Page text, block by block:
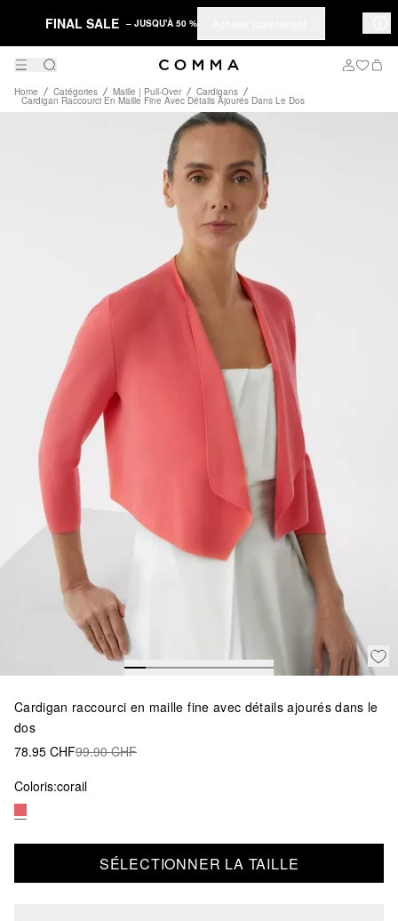
FINAL SALE – JUSQU'À 50 %
Home Catégories Maille | Pull-Over Cardigans
Cardigan Raccourci En Maille Fine Avec Détails Ajourés Dans Le Dos
Cardigan raccourci en maille fine avec détails ajourés dans le
dos
78.95 CHF99.90 CHF
Coloris:corail
SÉLECTIONNER LA TAILLE